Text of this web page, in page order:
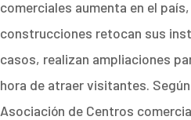
comerciales aumenta en el
construcciones retocan sus
casos, realizan ampliaciones
hora de atraer visitantes.
Asociación de Centros